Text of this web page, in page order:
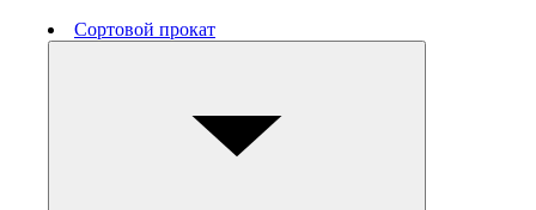
Сортовой прокат